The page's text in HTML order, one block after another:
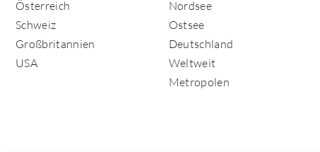
Österreich
Schweiz
Großbritannien
USA
Nordsee
Ostsee
Deutschland
Weltweit
Metropolen